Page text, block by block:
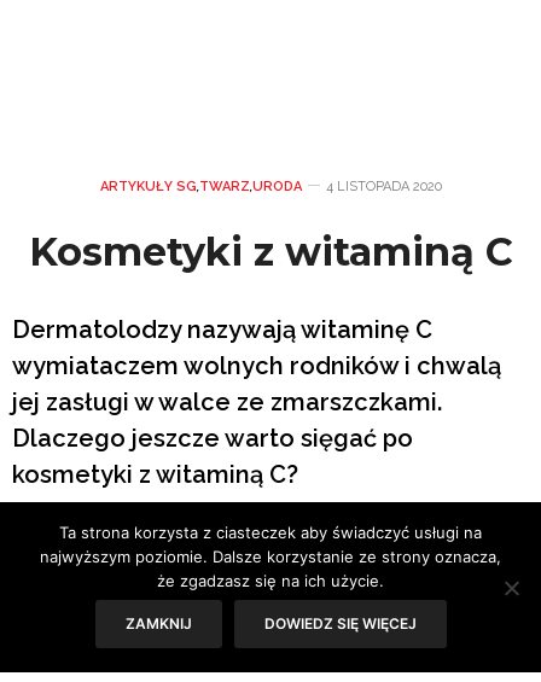
ARTYKUŁY SG,TWARZ,URODA 4 LISTOPADA 2020
Kosmetyki z witaminą C
Dermatolodzy nazywają witaminę C
wymiataczem wolnych rodników i chwalą
jej zasługi w walce ze zmarszczkami.
Dlaczego jeszcze warto sięgać po
kosmetyki z witaminą C?
Tekst: Antonina Majewska
Ta strona korzysta z ciasteczek aby świadczyć usługi na
najwyższym poziomie. Dalsze korzystanie ze strony oznacza,
że zgadzasz się na ich użycie.
ZAMKNIJ DOWIEDZ SIĘ WIĘCEJ